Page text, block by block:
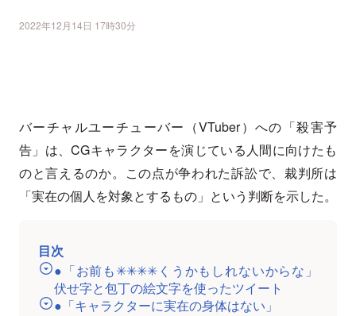
2022年12月14日 17時30分
バーチャルユーチューバー（VTuber）への「殺害予
告」は、CGキャラクターを演じている人間に向けたも
のと言えるのか。この点が争われた訴訟で、裁判所は
「実在の個人を対象とするもの」という判断を示した。
目次
●「お前も✳✳✳✳くうかもしれないからな」
伏せ字と包丁の絵文字を使ったツイート
●「キャラクターに実在の身体はない」